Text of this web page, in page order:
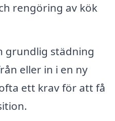
rengöring av kök
grundlig städning
eller in i en ny
ett krav för att få